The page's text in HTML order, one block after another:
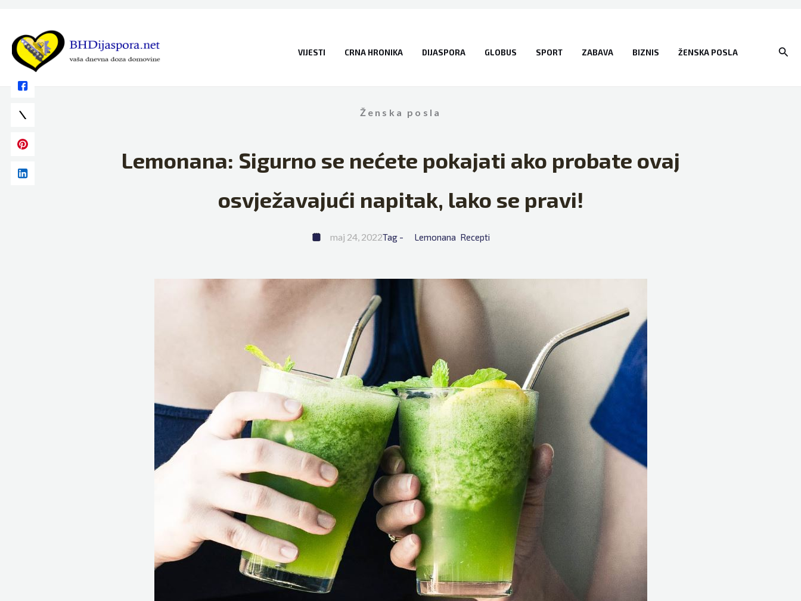
content
VIJESTI CRNA HRONIKA DIJASPORA GLOBUS SPORT ZABAVA BIZNIS ŽENSKA POSLA
Ženska posla
Lemonana: Sigurno se nećete pokajati ako probate ovaj
osvježavajući napitak, lako se pravi!
maj 24, 2022Tag - Lemonana Recepti